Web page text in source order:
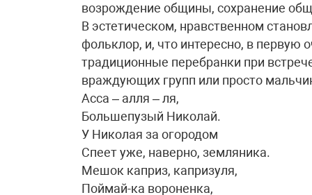
возрождение общины, сохранение
В эстетическом, нравственном
фольклор, и, что интересно, в первую
традиционные перебранки при
враждующих групп или просто
Асса – алля – ля,
Большепузый Николай.
У Николая за огородом
Спеет уже, наверно, земляника.
Мешок каприз, капризуля,
Поймай-ка вороненка,